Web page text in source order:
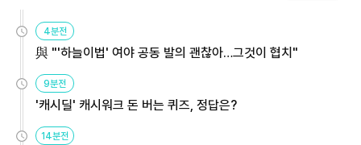
4분전
與 "'하늘이법' 여야 공동 발의 괜찮아…그것이 협치"
9분전
'캐시딜' 캐시워크 돈 버는 퀴즈, 정답은?
14분전